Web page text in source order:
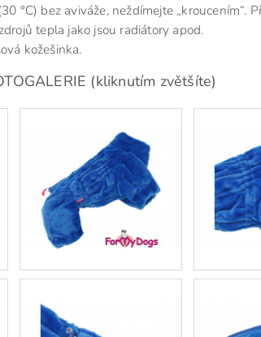
°C) bez aviváže, neždímejte „kroucením“.
tepla jako jsou radiátory apod.
kožešinka.
(kliknutím zvětšíte)